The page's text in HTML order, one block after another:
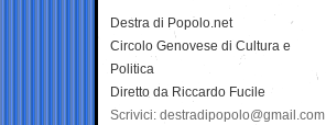
Destra di Popolo.net
Circolo Genovese di Cultura e
Politica
Diretto da Riccardo Fucile
Scrivici: destradipopolo@gmail.com